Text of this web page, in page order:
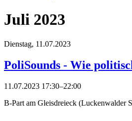
Juli 2023
Dienstag, 11.07.2023
PoliSounds - Wie
11.07.2023 17:30–22:00
B-Part am Gleisdreieck (Luckenwalder